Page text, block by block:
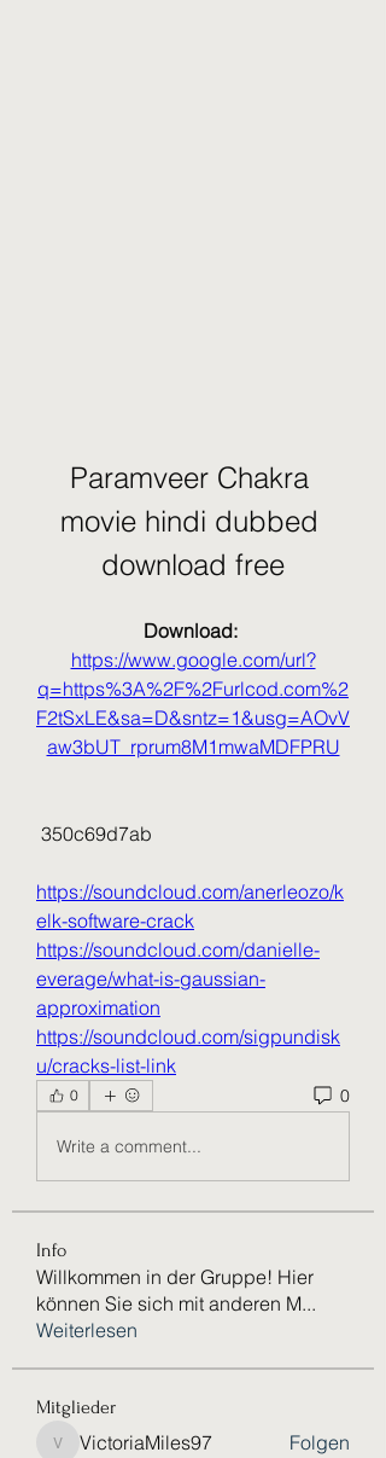
Paramveer Chakra
movie hindi dubbed
download free
https://www.google.com/url?
q=https%3A%2F%2Furlcod.com%2
F2tSxLE&sa=D&sntz=1&usg=AOvV
aw3bUT_rprum8M1mwaMDFPRU
350c69d7ab
https://soundcloud.com/anerleozo/k
elk-software-crack
https://soundcloud.com/danielle-
everage/what-is-gaussian-
approximation
https://soundcloud.com/sigpundisk
u/cracks-list-link
0 0
Write a comment...
Info
Willkommen in der Gruppe! Hier
können Sie sich mit anderen M...
Weiterlesen
Mitglieder
VictoriaMiles97
VictoriaMiles97 Folgen